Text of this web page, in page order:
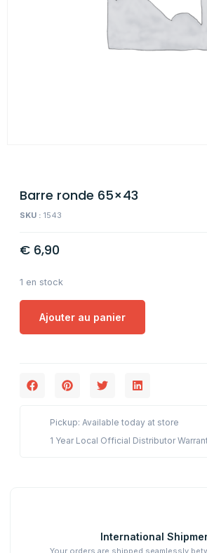
Barre ronde 65×43
SKU : 1543
€ 6,90
1 en stock
Ajouter au panier
Pickup: Available today at store
1 Year Local Official Distributor
International
Your orders are shipped seamlessly